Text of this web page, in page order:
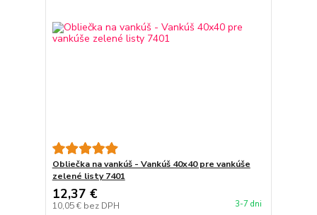
Obliečka na vankúš - Vankúš 40x40 pre vankúše
zelené listy 7401
12,37 €
10,05 € bez DPH 3-7 dni